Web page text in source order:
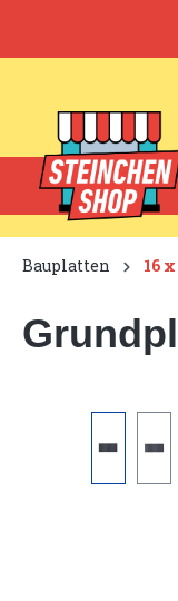
Bauplatten 16